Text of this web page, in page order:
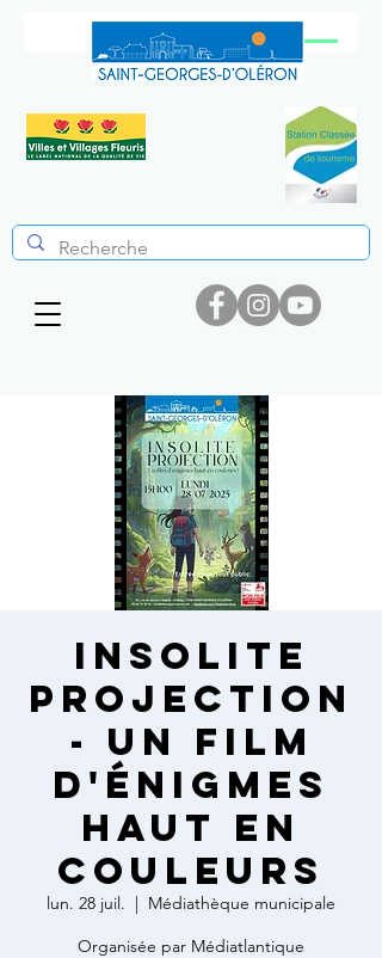
Insolite
projection
- Un film
d'énigmes
haut en
couleurs
lun. 28 juil.
  |
Médiathèque municipale
Organisée par Médiatlantique